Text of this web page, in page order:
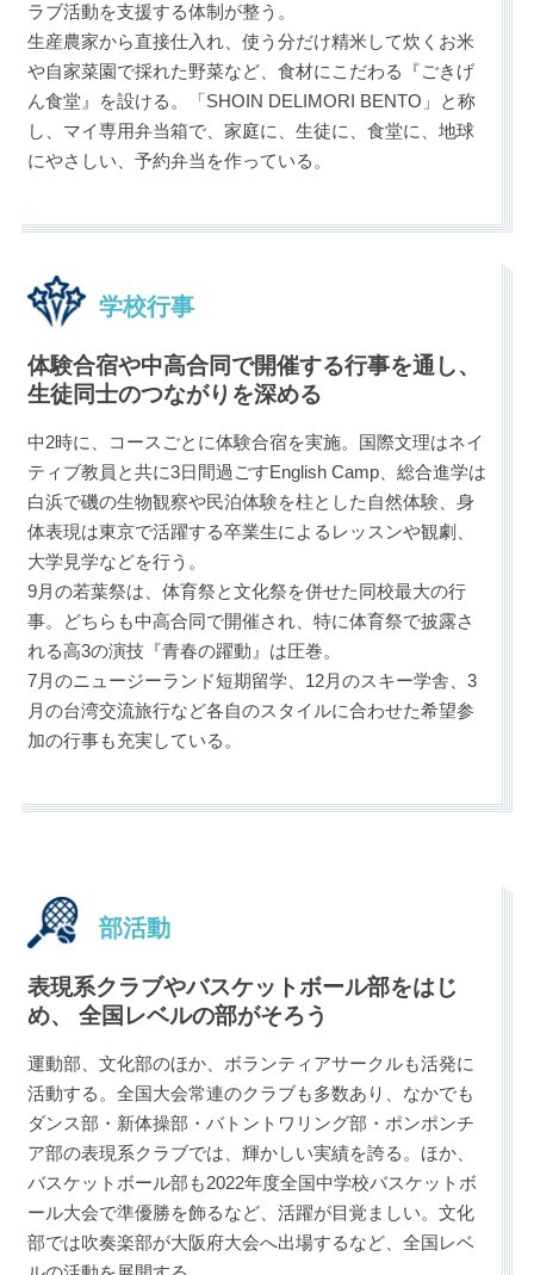
ラブ活動を支援する体制が整う。
生産農家から直接仕入れ、使う分だけ精米して炊くお米
や自家菜園で採れた野菜など、食材にこだわる『ごきげ
ん食堂』を設ける。「SHOIN DELIMORI BENTO」と称
し、マイ専用弁当箱で、家庭に、生徒に、食堂に、地球
にやさしい、予約弁当を作っている。
学校行事
体験合宿や中高合同で開催する行事を通し、
生徒同士のつながりを深める
中2時に、コースごとに体験合宿を実施。国際文理はネイ
ティブ教員と共に3日間過ごすEnglish Camp、総合進学は
白浜で磯の生物観察や民泊体験を柱とした自然体験、身
体表現は東京で活躍する卒業生によるレッスンや観劇、
大学見学などを行う。
9月の若葉祭は、体育祭と文化祭を併せた同校最大の行
事。どちらも中高合同で開催され、特に体育祭で披露さ
れる高3の演技『青春の躍動』は圧巻。
7月のニュージーランド短期留学、12月のスキー学舎、3
月の台湾交流旅行など各自のスタイルに合わせた希望参
加の行事も充実している。
部活動
表現系クラブやバスケットボール部をはじ
め、 全国レベルの部がそろう
運動部、文化部のほか、ボランティアサークルも活発に
活動する。全国大会常連のクラブも多数あり、なかでも
ダンス部・新体操部・バトントワリング部・ポンポンチ
ア部の表現系クラブでは、輝かしい実績を誇る。ほか、
バスケットボール部も2022年度全国中学校バスケットボ
ール大会で準優勝を飾るなど、活躍が目覚ましい。文化
部では吹奏楽部が大阪府大会へ出場するなど、全国レベ